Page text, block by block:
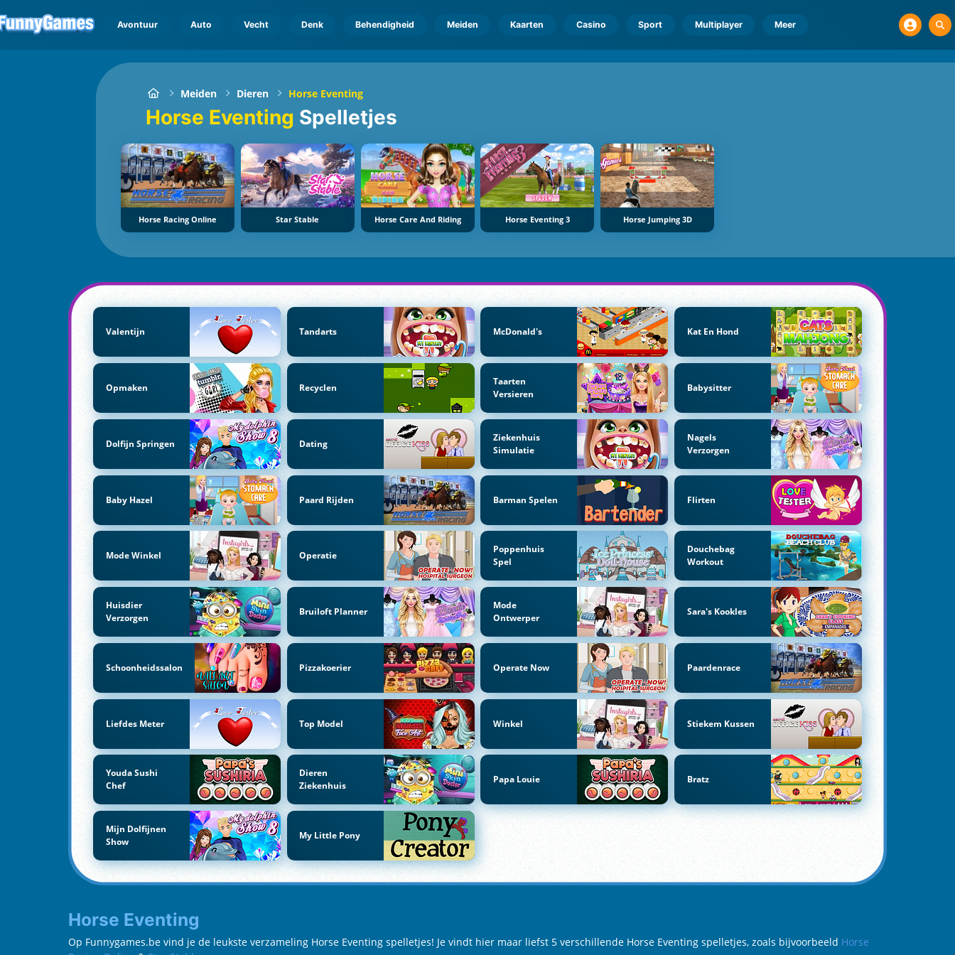
Avontuur Auto Vecht Denk Behendigheid Meiden Kaarten Casino Sport Multiplayer Meer
Meiden Dieren Horse Eventing
Horse Eventing Spelletjes
Horse Racing Online Star Stable Horse Care And Riding Horse Eventing 3 Horse Jumping 3D
Valentijn Tandarts McDonald's Kat En Hond
Opmaken Recyclen
Taarten
Versieren
Babysitter
Dolfijn Springen Dating
Ziekenhuis
Simulatie
Nagels
Verzorgen
Baby Hazel Paard Rijden Barman Spelen Flirten
Mode Winkel Operatie
Poppenhuis
Spel
Douchebag
Workout
Huisdier
Verzorgen
Bruiloft Planner
Mode
Ontwerper
Sara's Kookles
Schoonheidssalon Pizzakoerier Operate Now Paardenrace
Liefdes Meter Top Model Winkel Stiekem Kussen
Youda Sushi
Chef
Dieren
Ziekenhuis
Papa Louie Bratz
Mijn Dolfijnen
Show
My Little Pony
Horse Eventing
Op Funnygames.be vind je de leukste verzameling Horse Eventing spelletjes! Je vindt hier maar liefst 5 verschillende Horse Eventing spelletjes, zoals bijvoorbeeld Horse